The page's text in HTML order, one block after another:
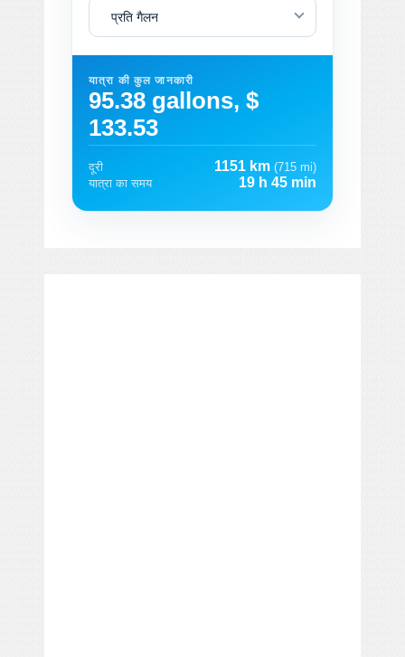
प्रति गैलन
यात्रा की कुल जानकारी
95.38 gallons, $
133.53
दूरी 1151 km (715 mi)
यात्रा का समय
19 h 45 min